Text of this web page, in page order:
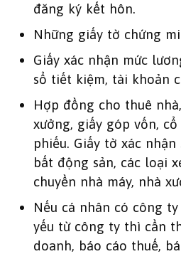
đăng ký kết hôn.
Những giấy tờ chứng
Giấy xác nhận mức
sổ tiết kiệm, tài khoản
Hợp đồng cho thuê
xưởng, giấy góp vốn,
phiếu. Giấy tờ xác
bất động sản, các loại
chuyền nhà máy, nhà
Nếu cá nhân có công
yếu từ công ty thì cần
doanh, báo cáo thuế,